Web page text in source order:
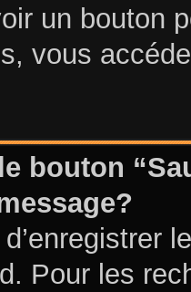
un bouton
vous
bouton
Pour les